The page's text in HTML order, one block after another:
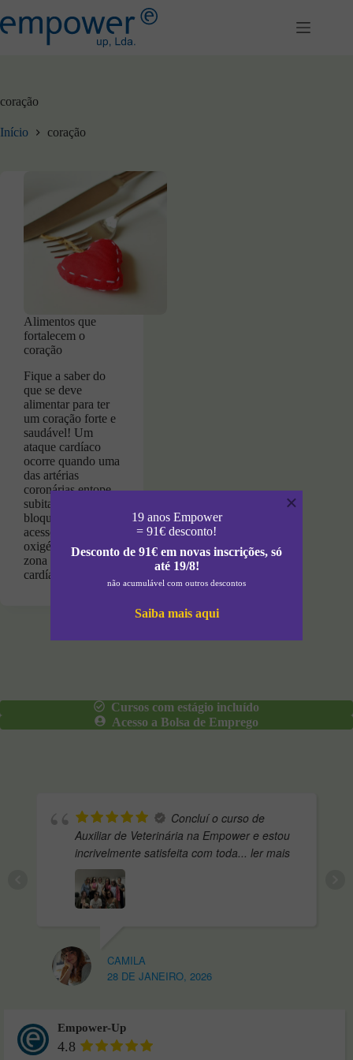
para
o
coração
Início coração
Alimentos que
fortalecem o
coração
Fique a saber do
que se deve
alimentar para ter
um coração forte e
saudável! Um
ataque cardíaco
ocorre quando uma
das artérias
coronárias entope
subitamente,
bloqueando o
acesso de sangue e
oxigénio a uma
zona de músculo
cardíaco. O…
Cursos com estágio incluído
Acesso a Bolsa de Emprego
Concluí o curso de
Auxiliar de Veterinária na Empower e estou
incrivelmente satisfeita com toda... ler mais
CAMILA
28 DE JANEIRO, 2026
Empower-Up
4.8
19 anos Empower
= 91€ desconto!
Desconto de 91€ em novas inscrições, só
até 19/8!
não acumulável com outros descontos
Saiba mais aqui
×